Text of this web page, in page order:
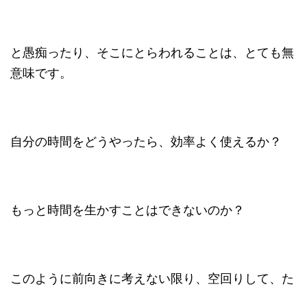
と愚痴ったり、そこにとらわれることは、とても無
意味です。
自分の時間をどうやったら、効率よく使えるか？
もっと時間を生かすことはできないのか？
このように前向きに考えない限り、空回りして、た